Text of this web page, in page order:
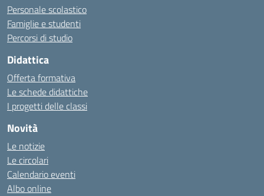
Personale scolastico
Famiglie e studenti
Percorsi di studio
Didattica
Offerta formativa
Le schede didattiche
I progetti delle classi
Novità
Le notizie
Le circolari
Calendario eventi
Albo online